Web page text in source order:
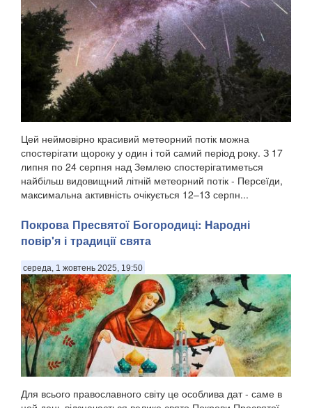
Цей неймовірно красивий метеорний потік можна
спостерігати щороку у один і той самий період року. З 17
липня по 24 серпня над Землею спостерігатиметься
найбільш видовищний літній метеорний потік - Персеїди,
максимальна активність очікується 12–13 серпн...
Покрова Пресвятої Богородиці: Народні
повір'я і традиції свята
середа, 1 жовтень 2025, 19:50
Для всього православного світу це особлива дат - саме в